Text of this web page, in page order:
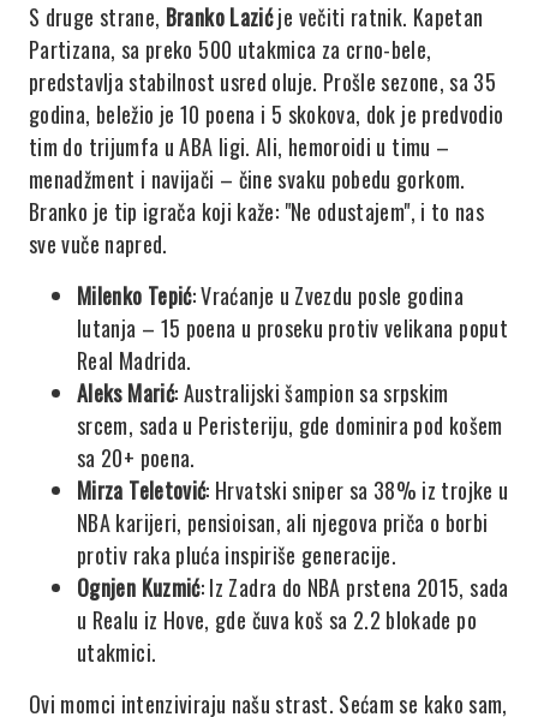
S druge strane, Branko Lazićje večiti ratnik. Kapetan
Partizana, sa preko 500 utakmica za crno-bele,
predstavlja stabilnost usred oluje. Prošle sezone, sa 35
godina, beležio je 10 poena i 5 skokova, dok je predvodio
tim do trijumfa u ABA ligi. Ali, hemoroidi u timu –
menadžment i navijači – čine svaku pobedu gorkom.
Branko je tip igrača koji kaže: "Ne odustajem", i to nas
sve vuče napred.
Milenko Tepić: Vraćanje u Zvezdu posle godina
lutanja – 15 poena u proseku protiv velikana poput
Real Madrida.
Aleks Marić: Australijski šampion sa srpskim
srcem, sada u Peristeriju, gde dominira pod košem
sa 20+ poena.
Mirza Teletović: Hrvatski sniper sa 38% iz trojke u
NBA karijeri, pensioisan, ali njegova priča o borbi
protiv raka pluća inspiriše generacije.
Ognjen Kuzmić: Iz Zadra do NBA prstena 2015, sada
u Realu iz Hove, gde čuva koš sa 2.2 blokade po
utakmici.
Ovi momci intenziviraju našu strast. Sećam se kako sam,